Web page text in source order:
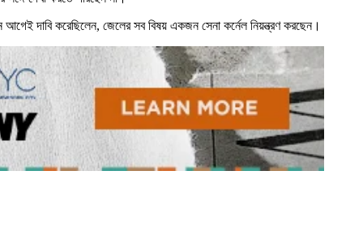
আগেই দাবি করেছিলেন, জেলের সব বিষয় একজন সেনা কর্নেল নিয়ন্ত্রণ করছেন।